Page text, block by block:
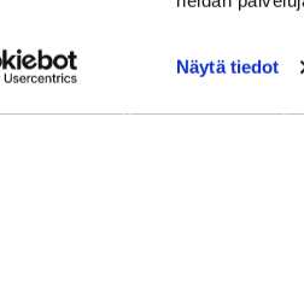
Näytä tiedot
Hartola Golfiin, Suomen